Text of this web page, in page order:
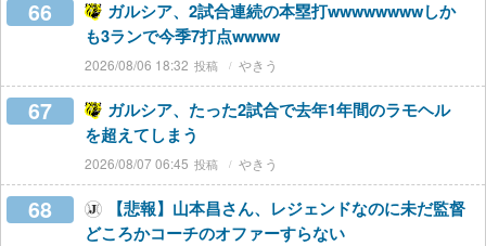
66
ガルシア、2試合連続の本塁打wwwwwwwwしか
も3ランで今季7打点wwww
2026/08/06 18:32 やきう
67
ガルシア、たった2試合で去年1年間のラモヘル
を超えてしまう
2026/08/07 06:45 やきう
68
【悲報】山本昌さん、レジェンドなのに未だ監督
どころかコーチのオファーすらない